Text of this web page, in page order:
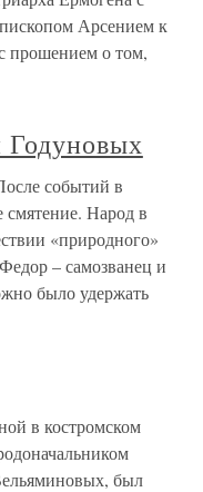
Арсением к
прошением о том,
Годуновых
событий в
Народ в
«природного»
– самозванец и
было удержать
в костромском
был